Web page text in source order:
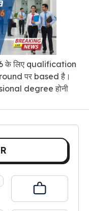
के लिए qualification
पर based है।
degree होनी